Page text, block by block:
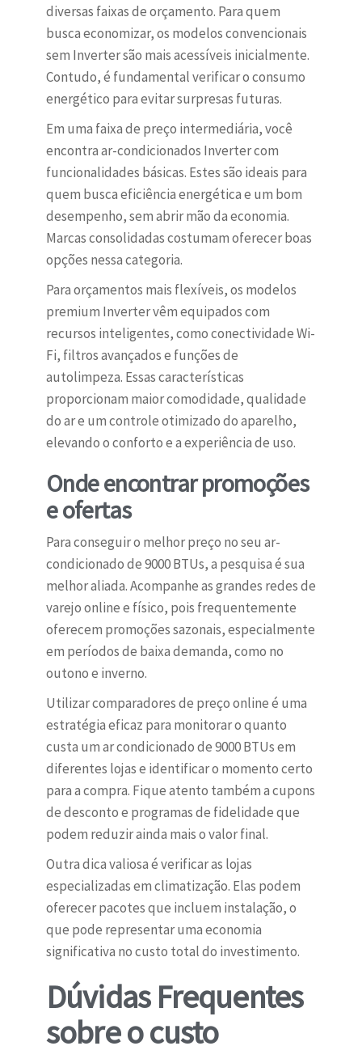
diversas faixas de orçamento. Para quem
busca economizar, os modelos convencionais
sem Inverter são mais acessíveis inicialmente.
Contudo, é fundamental verificar o consumo
energético para evitar surpresas futuras.
Em uma faixa de preço intermediária, você
encontra ar-condicionados Inverter com
funcionalidades básicas. Estes são ideais para
quem busca eficiência energética e um bom
desempenho, sem abrir mão da economia.
Marcas consolidadas costumam oferecer boas
opções nessa categoria.
Para orçamentos mais flexíveis, os modelos
premium Inverter vêm equipados com
recursos inteligentes, como conectividade Wi-
Fi, filtros avançados e funções de
autolimpeza. Essas características
proporcionam maior comodidade, qualidade
do ar e um controle otimizado do aparelho,
elevando o conforto e a experiência de uso.
Onde encontrar promoções
e ofertas
Para conseguir o melhor preço no seu ar-
condicionado de 9000 BTUs, a pesquisa é sua
melhor aliada. Acompanhe as grandes redes de
varejo online e físico, pois frequentemente
oferecem promoções sazonais, especialmente
em períodos de baixa demanda, como no
outono e inverno.
Utilizar comparadores de preço online é uma
estratégia eficaz para monitorar o quanto
custa um ar condicionado de 9000 BTUs em
diferentes lojas e identificar o momento certo
para a compra. Fique atento também a cupons
de desconto e programas de fidelidade que
podem reduzir ainda mais o valor final.
Outra dica valiosa é verificar as lojas
especializadas em climatização. Elas podem
oferecer pacotes que incluem instalação, o
que pode representar uma economia
significativa no custo total do investimento.
Dúvidas Frequentes
sobre o custo